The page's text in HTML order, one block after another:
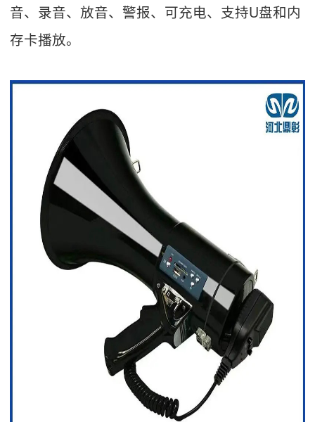
音、录音、放音、警报、可充电、支持U盘和内
存卡播放。